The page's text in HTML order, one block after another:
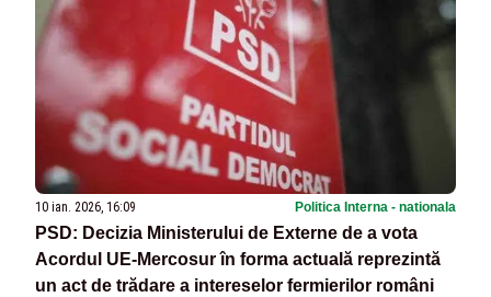
10 ian. 2026, 16:09 Politica Interna - nationala
PSD: Decizia Ministerului de Externe de a vota
Acordul UE-Mercosur în forma actuală reprezintă
un act de trădare a intereselor fermierilor români